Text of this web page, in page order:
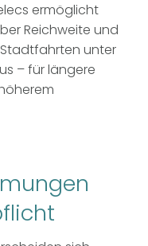
ermöglicht
Reichweite und
unter
– für längere